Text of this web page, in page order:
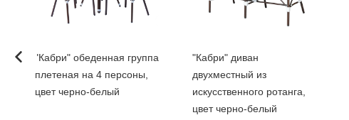
"Кабри" обеденная группа
плетеная на 4 персоны,
цвет черно-белый
"Кабри" диван
двухместный из
искусственного ротанга,
цвет черно-белый